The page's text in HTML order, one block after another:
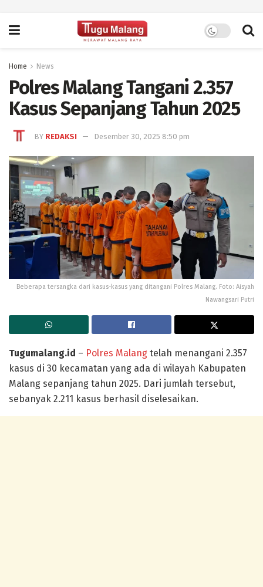
Home News
Polres Malang Tangani 2.357
Kasus Sepanjang Tahun 2025
BY REDAKSI Desember 30, 2025 8:50 pm
Beberapa tersangka dari kasus-kasus yang ditangani Polres Malang. Foto: Aisyah
Nawangsari Putri
Tugumalang.id – Polres Malang telah menangani 2.357
kasus di 30 kecamatan yang ada di wilayah Kabupaten
Malang sepanjang tahun 2025. Dari jumlah tersebut,
sebanyak 2.211 kasus berhasil diselesaikan.